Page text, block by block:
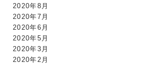
2020年8月
2020年7月
2020年6月
2020年5月
2020年3月
2020年2月